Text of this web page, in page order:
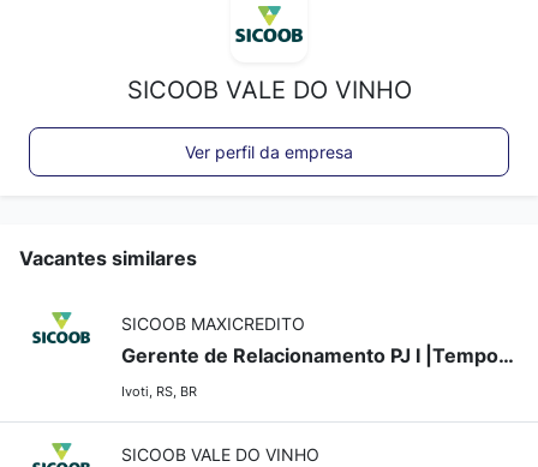
SICOOB VALE DO VINHO
Ver perfil da empresa
Vacantes similares
SICOOB MAXICREDITO
Gerente de Relacionamento PJ I |Temporária - Agência Ivoti
Ivoti, RS, BR
SICOOB VALE DO VINHO